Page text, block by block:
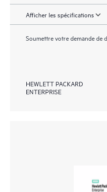
Afficher les spécifications
Soumettre votre demande de
HEWLETT PACKARD
ENTERPRISE